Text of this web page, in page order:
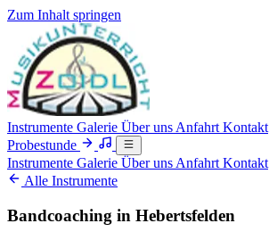
Zum Inhalt springen
Instrumente Galerie Über uns Anfahrt Kontakt
Probestunde
Instrumente Galerie Über uns Anfahrt Kontakt
Alle Instrumente
Bandcoaching in Hebertsfelden